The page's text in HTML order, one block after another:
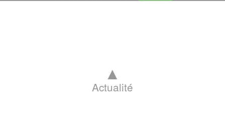
▲
Actualité